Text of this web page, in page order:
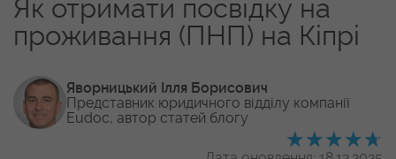
Як отримати посвідку на
проживання (ПНП) на Кіпрі
Яворницький Ілля Борисович
Представник юридичного відділу компанії
Eudoc, автор статей блогу